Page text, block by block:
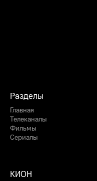
Разделы
Главная
Телеканалы
Фильмы
Сериалы
КИОН